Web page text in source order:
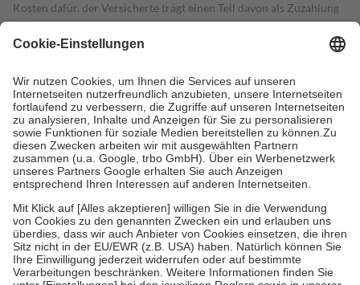
Kosten dafür, der Versicherte trägt einen Teil davon als Zuzahlung
mit.
Grundsätzlich leisten Mitglieder Zuzahlungen in Höhe von zehn
höchstens zehn Euro.
Es sind jedoch nie mehr als die tatsächlichen
Kosten der Leistung zu entrichten.
Diese Regeln gelten grundsätzlich auch für Online-Apotheken.
Bei Heilmitteln und häuslicher Krankenpflege beträgt die
Zuzahlung zehn Prozent der Kosten sowie zehn Euro je
Verordnung.
Um das Engagement der Versicherten für ihre eigene Gesundheit zu
stärken und die besondere Stellung der Familie zu unterstützen,
fallenkeine Zuzahlungenan bei:
• Kindern und Jugendlichen bis zum vollendeten 18. Lebensjahr
mit Ausnahme der Fahrkosten
• Untersuchungen zur Vorsorge und Früherkennung, die von der
GKV getragen werden